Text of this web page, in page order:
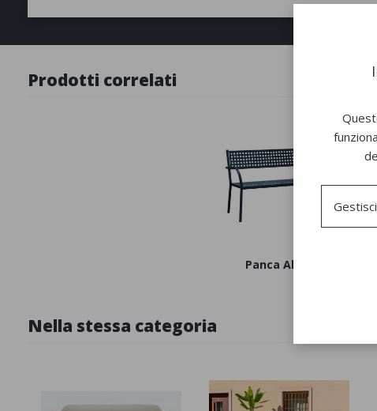
Prodotti correlati
Panca Alice
Nella stessa categoria